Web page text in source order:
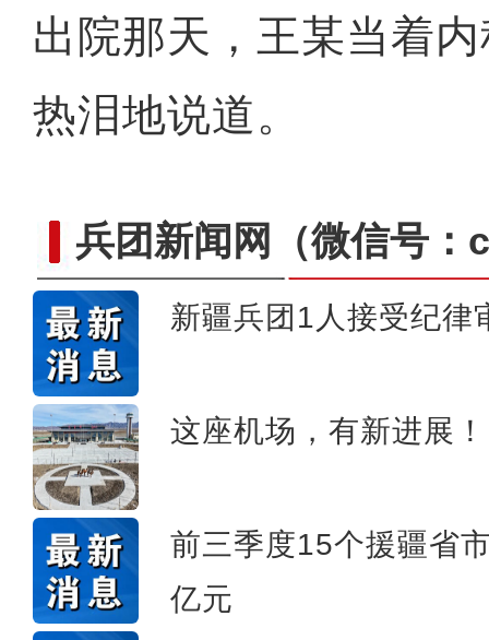
出院那天，王某当着
热泪地说道。
兵团新闻网 （微信号
新疆兵团1人接受纪律
这座机场，有新进展！
前三季度15个援疆省
亿元